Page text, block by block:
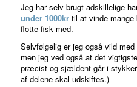
Jeg har selv brugt adskillelige
under 1000krtil at vinde mange
flotte fisk med.
Selvfølgelig er jeg også vild
men jeg ved også at det
præcist og sjældent går i
af delene skal udskiftes.)